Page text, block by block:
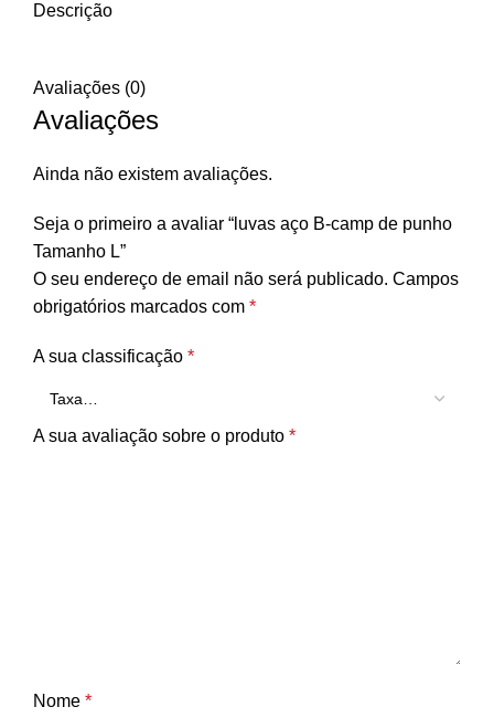
Descrição
Avaliações (0)
Avaliações
Ainda não existem avaliações.
Seja o primeiro a avaliar “luvas aço B-camp de punho
Tamanho L”
O seu endereço de email não será publicado. Campos
obrigatórios marcados com *
A sua classificação *
A sua avaliação sobre o produto *
Nome *